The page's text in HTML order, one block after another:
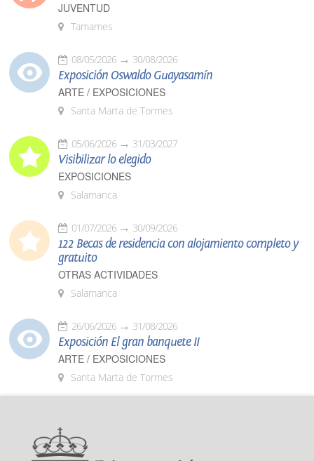
JUVENTUD
Tamames
08/05/2026 30/08/2026
Exposición Oswaldo Guayasamín
ARTE / EXPOSICIONES
Santa Marta de Tormes
05/06/2026 31/03/2027
Visibilizar lo elegido
EXPOSICIONES
Salamanca
01/07/2026 30/09/2026
122 Becas de residencia con alojamiento completo y
gratuito
OTRAS ACTIVIDADES
Salamanca
26/06/2026 31/08/2026
Exposición El gran banquete II
ARTE / EXPOSICIONES
Santa Marta de Tormes